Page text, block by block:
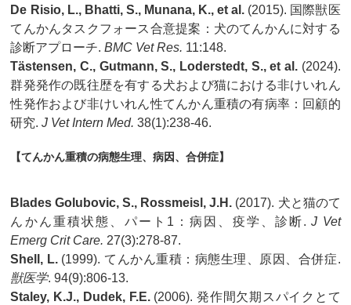
De Risio, L., Bhatti, S., Munana, K., et al. (2015). 国際獣医
てんかんタスクフォース合意提案：犬のてんかんに対する
診断アプローチ.BMC Vet Res. 11:148.
Tästensen, C., Gutmann, S., Loderstedt, S., et al.(2024).
群発発作の既往歴を有する犬および猫における非けいれん
性発作および非けいれん性てんかん重積の有病率：回顧的
研究.J Vet Intern Med. 38(1):238-46.
【てんかん重積の病態生理、病因、合併症】
Blades Golubovic, S., Rossmeisl, J.H. (2017). 犬と猫のて
んかん重積状態、パート1：病因、疫学、診断.J Vet
Emerg Crit Care. 27(3):278-87.
Shell, L.(1999). てんかん重積：病態生理、原因、合併症.
獣医学. 94(9):806-13.
Staley, K.J., Dudek, F.E.(2006). 発作間欠期スパイクとて